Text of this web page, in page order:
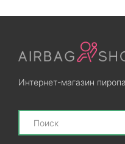
Интернет-магазин
Search